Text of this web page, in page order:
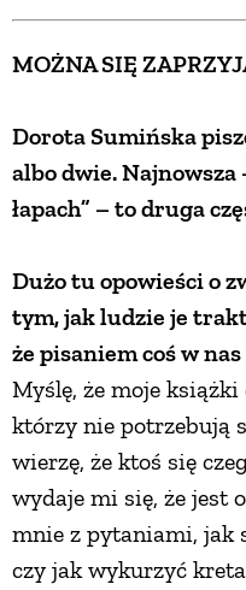
MOŻNA SIĘ
Dorota Sumińska
albo dwie. Najnowsza
łapach” – to druga
Dużo tu opowieści o
tym, jak ludzie je
że pisaniem coś w
Myślę, że moje książki
którzy nie potrzebują
wierzę, że ktoś się
wydaje mi się, że jest
mnie z pytaniami, jak
czy jak wykurzyć